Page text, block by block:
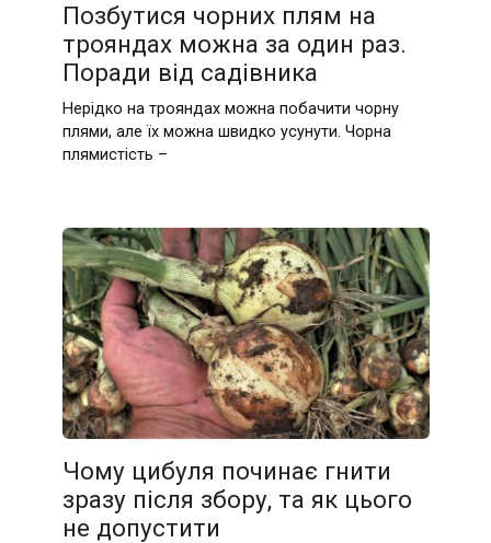
Позбутися чорних плям на
трояндах можна за один раз.
Поради від садівника
Нерідко на трояндах можна побачити чорну
плями, але їх можна швидко усунути. Чорна
плямистість –
Чому цибуля починає гнити
зразу після збору, та як цього
не допустити